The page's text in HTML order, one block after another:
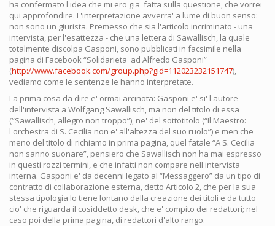
ha confermato l'idea che mi ero gia' fatta sulla questione, che vorrei
qui approfondire. L'interpretazione avverra' a lume di buon senso:
non sono un giurista. Premesso che sia l'articolo incriminato - una
intervista, per l'esattezza - che una lettera di Sawallisch, la quale
totalmente discolpa Gasponi, sono pubblicati in facsimile nella
pagina di Facebook “Solidarieta' ad Alfredo Gasponi”
(http://www.facebook.com/group.php?gid=112023232151747),
vediamo come le sentenze le hanno interpretate.
La prima cosa da dire e' ormai arcinota: Gasponi e' si' l'autore
dell'intervista a Wolfgang Sawallisch, ma non del titolo di essa
(“Sawallisch, allegro non troppo”), ne' del sottotitolo (“Il Maestro:
l'orchestra di S. Cecilia non e' all'altezza del suo ruolo”) e men che
meno del titolo di richiamo in prima pagina, quel fatale “A S. Cecilia
non sanno suonare”, pensiero che Sawallisch non ha mai espresso
in questi rozzi termini, e che infatti non compare nell'intervista
interna. Gasponi e' da decenni legato al “Messaggero” da un tipo di
contratto di collaborazione esterna, detto Articolo 2, che per la sua
stessa tipologia lo tiene lontano dalla creazione dei titoli e da tutto
cio' che riguarda il cosiddetto desk, che e' compito dei redattori; nel
caso poi della prima pagina, di redattori d'alto rango.